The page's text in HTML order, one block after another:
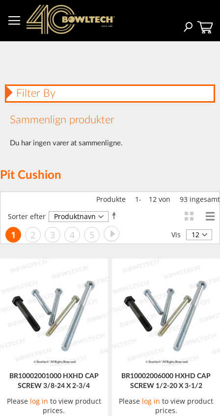
Content
Search
Pit Cushion
Produkte 1- 12 von 93 ingesamt
Sorter efter
Faldende
orden
Side
Du
side
1 Side
2 Side
3 Side
4 Side
5 Side
Videre Vis
BR10002001000 HXHD CAP
SCREW 3/8-24 X 2-3/4
Please log in to view product
prices.
BR10002006000 HXHD CAP
SCREW 1/2-20 X 3-1/2
Please log in to view product
prices.
Filter By
Sammenlign produkter
Du har ingen varer at sammenligne.